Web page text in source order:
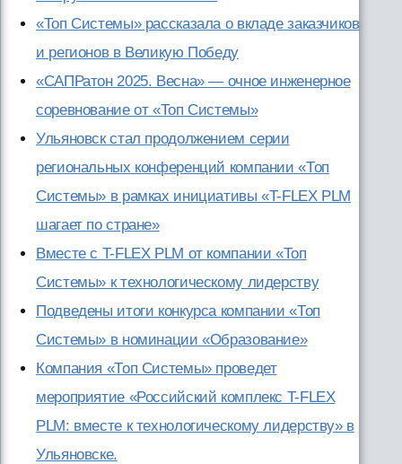
«Топ Системы» рассказала о вкладе заказчиков
и регионов в Великую Победу
«САПРатон 2025. Весна» — очное инженерное
соревнование от «Топ Системы»
Ульяновск стал продолжением серии
региональных конференций компании «Топ
Системы» в рамках инициативы «T-FLEX PLM
шагает по стране»
Вместе с T-FLEX PLM от компании «Топ
Системы» к технологическому лидерству
Подведены итоги конкурса компании «Топ
Системы» в номинации «Образование»
Компания «Топ Системы» проведет
мероприятие «Российский комплекс T-FLEX
PLM: вместе к технологическому лидерству» в
Ульяновске.